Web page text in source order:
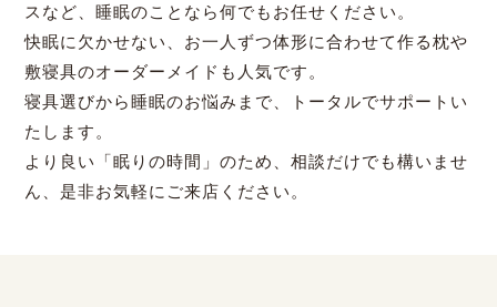
スなど、睡眠のことなら何でもお任せください。
快眠に欠かせない、お一人ずつ体形に合わせて作る枕や
敷寝具のオーダーメイドも人気です。
寝具選びから睡眠のお悩みまで、トータルでサポートい
たします。
より良い「眠りの時間」のため、相談だけでも構いませ
ん、是非お気軽にご来店ください。